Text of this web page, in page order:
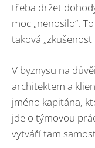
třeba držet
moc „nenosilo“.
taková „zkušenost
V byznysu na
architektem a
jméno kapitána,
jde o týmovou
vytváří tam